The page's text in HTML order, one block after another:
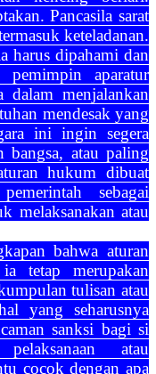
Pancasila sarat
keteladanan.
harus dipahami dan
pemimpin aparatur
dalam menjalankan
mendesak yang
ini ingin segera
bangsa, atau paling
hukum dibuat
sebagai
melaksanakan atau
bahwa aturan
tetap merupakan
tulisan atau
yang seharusnya
sanksi bagi si
atau
cocok dengan apa